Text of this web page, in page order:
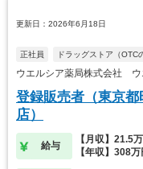
更新日：2026年6月18日
正社員 ドラッグストア（OTC
ウエルシア薬局株式会社 ウ
登録販売者（東京
店）
給与
【月収】21.5
【年収】308